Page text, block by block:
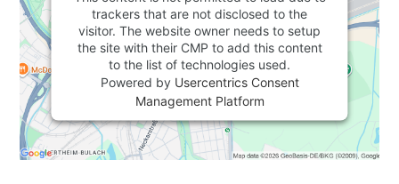
trackers that are not disclosed to the
visitor. The website owner needs to setup
the site with their CMP to add this content
to the list of technologies used.
Powered by Usercentrics Consent
Management Platform